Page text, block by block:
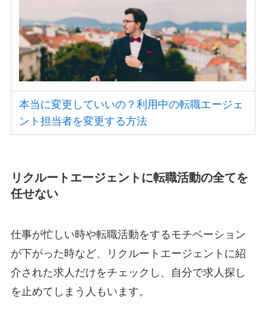
本当に変更していいの？利用中の転職エージェ
ント担当者を変更する方法
リクルートエージェントに転職活動の全てを
任せない
仕事が忙しい時や転職活動をするモチベーション
が下がった時など、リクルートエージェントに紹
介された求人だけをチェックし、自分で求人探し
を止めてしまう人もいます。